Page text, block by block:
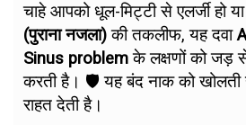
चाहे आपको धूल-मिट्टी से एलर्जी हो या
(पुराना नजला)की तकलीफ, यह दवा
Sinus problemके लक्षणों को जड़
करती है। 🛡️ यह बंद नाक को खोलती
राहत देती है।